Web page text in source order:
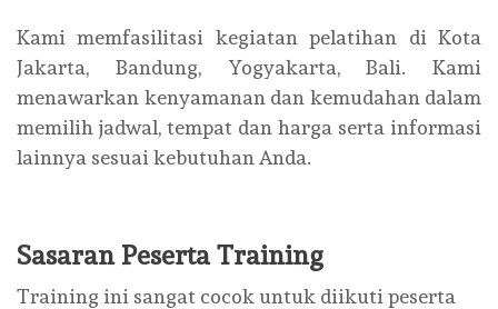
Kami memfasilitasi kegiatan pelatihan di Kota
Jakarta, Bandung, Yogyakarta, Bali. Kami
menawarkan kenyamanan dan kemudahan dalam
memilih jadwal, tempat dan harga serta informasi
lainnya sesuai kebutuhan Anda.
Sasaran Peserta Training
Training ini sangat cocok untuk diikuti peserta